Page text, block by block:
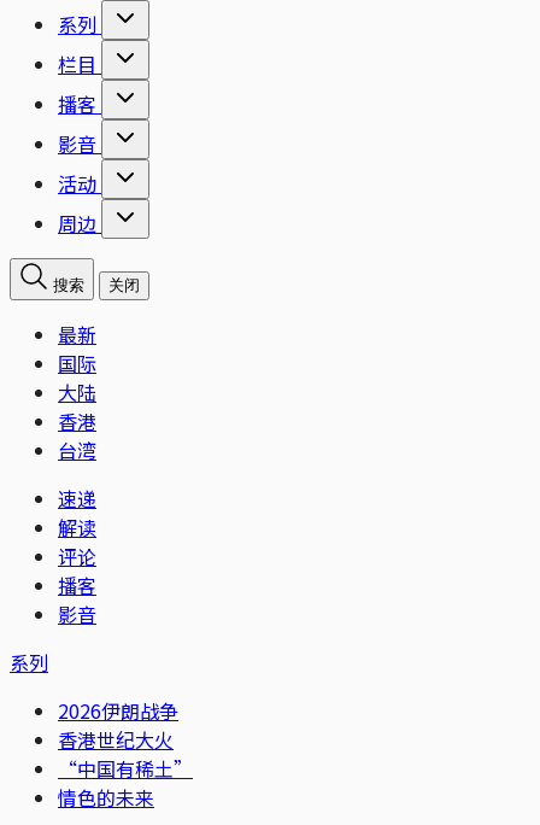
系列
栏目
播客
影音
活动
周边
搜索 关闭
最新
国际
大陆
香港
台湾
速递
解读
评论
播客
影音
系列
2026伊朗战争
香港世纪大火
“中国有稀土”
情色的未来